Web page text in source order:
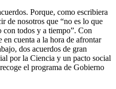
Porque, como escribiera
de nosotros que “no es lo que
todos y a tiempo”. Con
en cuenta a la hora de afrontar
dos acuerdos de gran
por la Ciencia y un pacto social
el programa de Gobierno